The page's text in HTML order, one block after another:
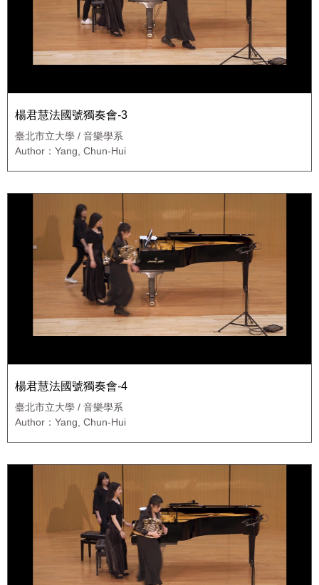
楊君慧法國號獨奏會-3
臺北市立大學 / 音樂學系
Author：Yang, Chun-Hui
楊君慧法國號獨奏會-4
臺北市立大學 / 音樂學系
Author：Yang, Chun-Hui